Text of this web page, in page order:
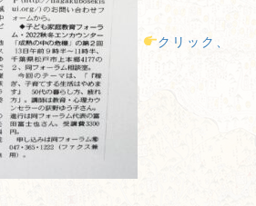
クリック、